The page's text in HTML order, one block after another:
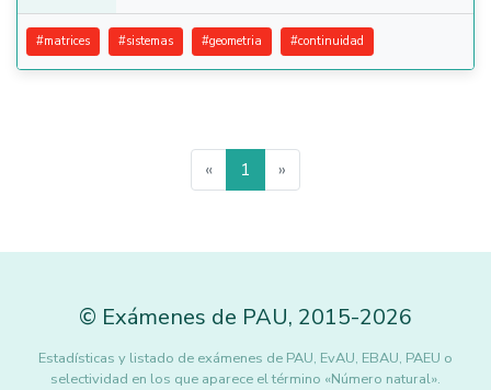
#matrices #sistemas #geometria #continuidad
« 1 »
© Exámenes de PAU, 2015-2026
Estadísticas y listado de exámenes de PAU, EvAU, EBAU, PAEU o
selectividad en los que aparece el término «Número natural».